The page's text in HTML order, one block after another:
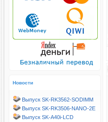
Новости
Выпуск SK-RK3562-SODIMM
Выпуск SK-RK3506-NANO-2E
Выпуск SK-A40i-LCD